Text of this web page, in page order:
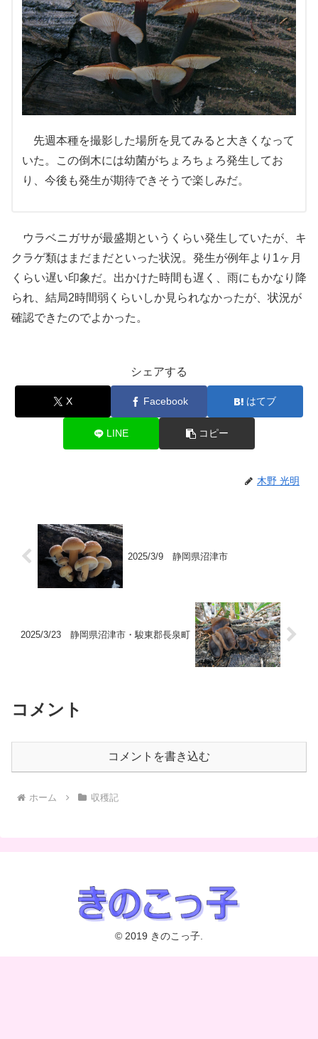
先週本種を撮影した場所を見てみると大きくなって
いた。この倒木には幼菌がちょろちょろ発生してお
り、今後も発生が期待できそうで楽しみだ。
ウラベニガサが最盛期というくらい発生していたが、キ
クラゲ類はまだまだといった状況。発生が例年より1ヶ月
くらい遅い印象だ。出かけた時間も遅く、雨にもかなり降
られ、結局2時間弱くらいしか見られなかったが、状況が
確認できたのでよかった。
シェアする
X Facebook はてブ
LINE コピー
木野 光明
2025/3/9 静岡県沼津市
2025/3/23 静岡県沼津市・駿東郡長泉町
コメント
コメントを書き込む
ホーム 収穫記
© 2019 きのこっ子.